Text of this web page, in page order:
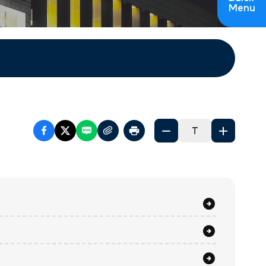
T
Menu